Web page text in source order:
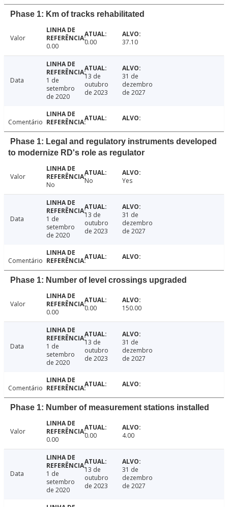
Phase 1: Km of tracks rehabilitated
Valor
0.00
0.00 37.10
Data
1 de
setembro
de 2020
13 de
outubro
de 2023
31 de
dezembro
de 2027
Comentário
Phase 1: Legal and regulatory instruments developed
to modernize RD's role as regulator
Valor
No
No Yes
Data
1 de
setembro
de 2020
13 de
outubro
de 2023
31 de
dezembro
de 2027
Comentário
Phase 1: Number of level crossings upgraded
Valor
0.00
0.00 150.00
Data
1 de
setembro
de 2020
13 de
outubro
de 2023
31 de
dezembro
de 2027
Comentário
Phase 1: Number of measurement stations installed
Valor
0.00
0.00 4.00
Data
1 de
setembro
de 2020
13 de
outubro
de 2023
31 de
dezembro
de 2027